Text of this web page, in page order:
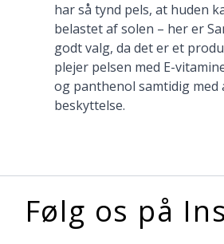
har så tynd pels, at huden
belastet af solen – her er
godt valg, da det er et
plejer pelsen med E-
og panthenol samtidig med
beskyttelse.
Følg os på